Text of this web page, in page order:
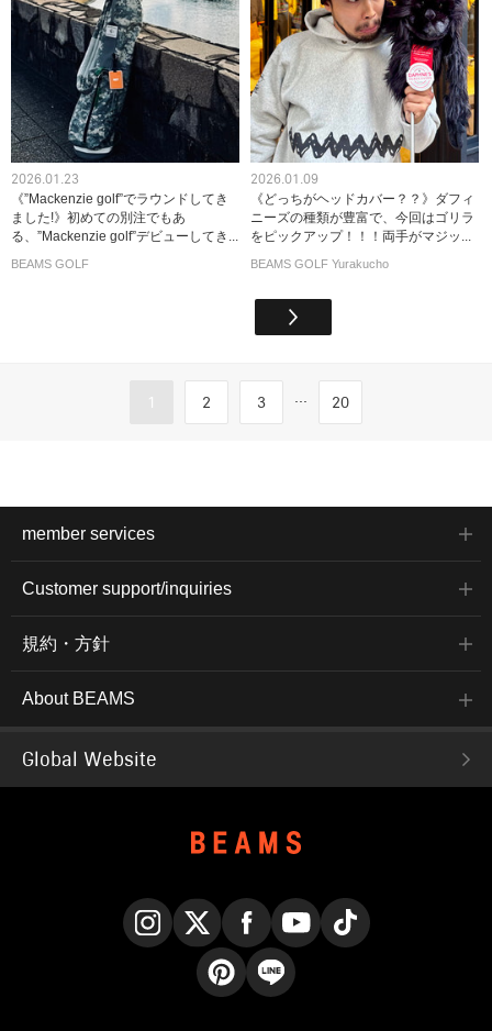
2026.01.23
《”Mackenzie golf”でラウンドしてき
ました!》初めての別注でもあ
る、”Mackenzie golf”デビューしてき...
BEAMS GOLF
2026.01.09
《どっちがヘッドカバー？？》ダフィ
ニーズの種類が豊富で、今回はゴリラ
をピックアップ！！！両手がマジッ...
BEAMS GOLF Yurakucho
1 2 3 ... 20
member services
Customer support/inquiries
規約・方針
About BEAMS
Global Website